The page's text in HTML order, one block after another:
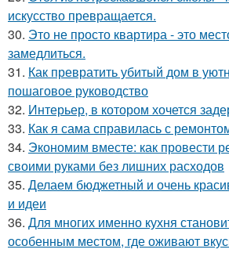
искусство превращается.
30. Это не просто квартира - это
замедлиться.
31. Как превратить убитый дом в
пошаговое руководство
32. Интерьер, в котором хочется
33. Как я сама справилась с
34. Экономим вместе: как провести
своими руками без лишних расходов
35. Делаем бюджетный и очень
и идеи
36. Для многих именно кухня
особенным местом, где оживают